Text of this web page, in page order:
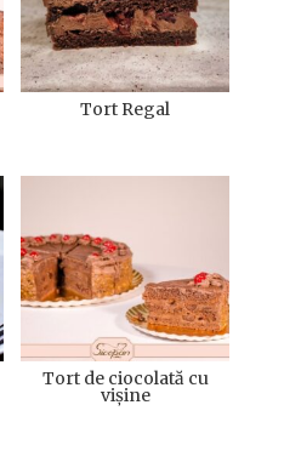
Tort Regal
Tort de ciocolată cu
vișine